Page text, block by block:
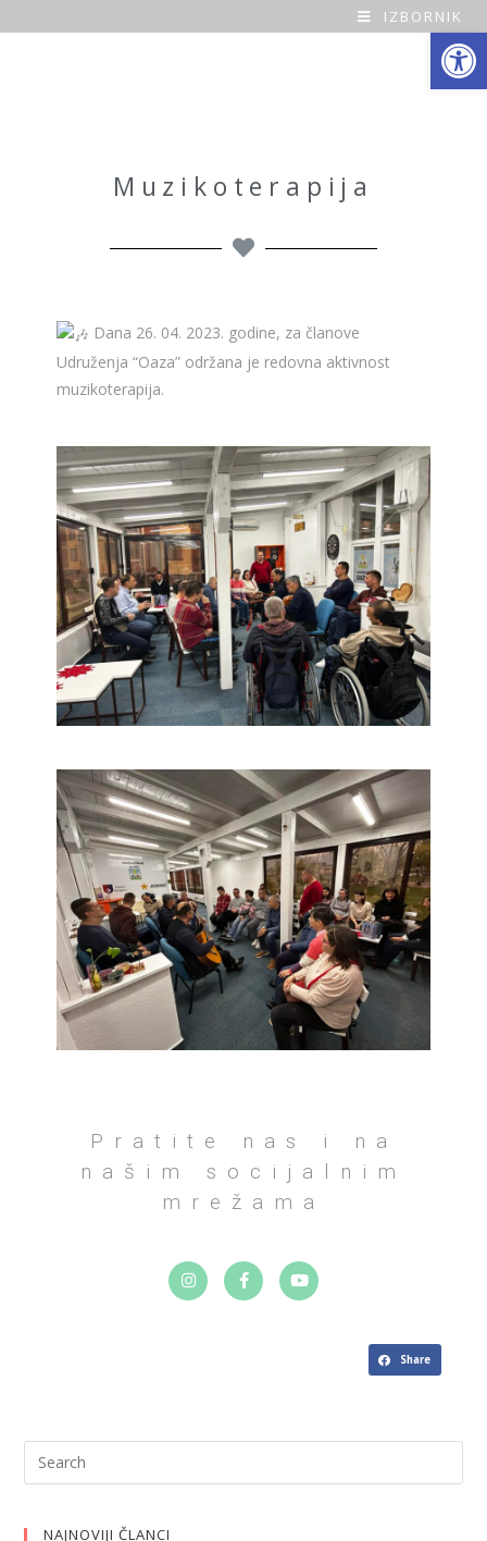
Open toolbar
O
IZBORNIK
Muzikoterapija
Dana 26. 04. 2023. godine, za članove
Udruženja “Oaza” održana je redovna aktivnost
muzikoterapija.
Pratite nas i na
našim socijalnim
mrežama
Share
NAJNOVIJI ČLANCI